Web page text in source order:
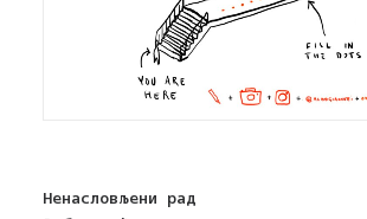
Ненасловљени рад